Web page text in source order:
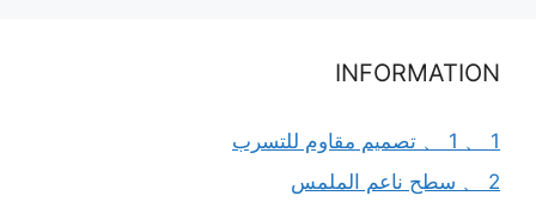
INFORMATION
1 、 1 、 تصميم مقاوم للتسرب
2 、 سطح ناعم الملمس